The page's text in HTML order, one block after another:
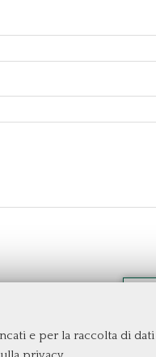
e per la raccolta di dati